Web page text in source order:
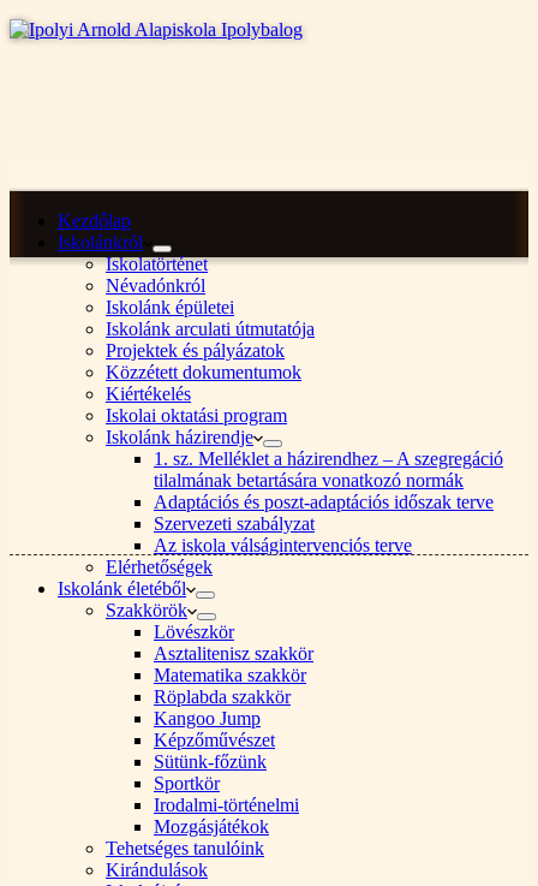
Kezdőlap
Iskolánkról
Iskolatörténet
Névadónkról
Iskolánk épületei
Iskolánk arculati útmutatója
Projektek és pályázatok
Közzétett dokumentumok
Kiértékelés
Iskolai oktatási program
Iskolánk házirendje
1. sz. Melléklet a házirendhez – A szegregáció
tilalmának betartására vonatkozó normák
Adaptációs és poszt-adaptációs időszak terve
Szervezeti szabályzat
Az iskola válságintervenciós terve
Elérhetőségek
Iskolánk életéből
Szakkörök
Lövészkör
Asztalitenisz szakkör
Matematika szakkör
Röplabda szakkör
Kangoo Jump
Képzőművészet
Sütünk-főzünk
Sportkör
Irodalmi-történelmi
Mozgásjátékok
Tehetséges tanulóink
Kirándulások